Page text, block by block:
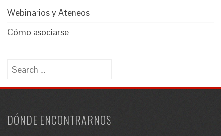
Webinarios y Ateneos
Cómo asociarse
Search
DÓNDE ENCONTRARNOS